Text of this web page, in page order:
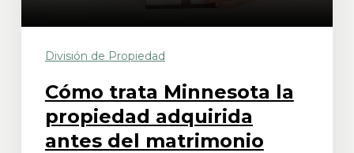
División de Propiedad
Cómo trata Minnesota la
propiedad adquirida
antes del matrimonio